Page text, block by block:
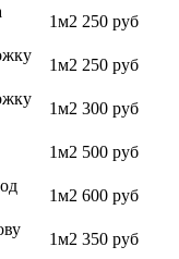
1м2 250 руб
1м2 250 руб
1м2 300 руб
1м2 500 руб
1м2 600 руб
1м2 350 руб